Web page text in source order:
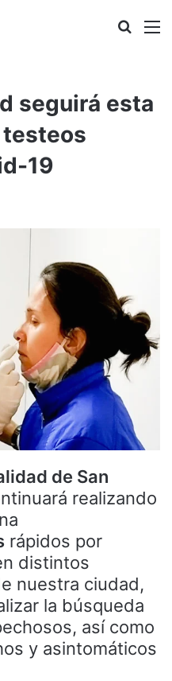
Buscar
seguirá esta
testeos
19
de San
realizando
rápidos por
distintos
nuestra ciudad,
la búsqueda
así como
y asintomáticos